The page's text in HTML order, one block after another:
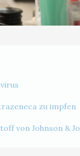
zu impfen
von Johnson &